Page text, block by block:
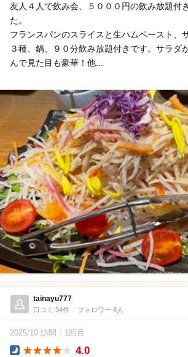
友人４人で飲み会、５０００円の飲み放題付
た。
フランスパンのスライスと生ハムペースト、
３種、鍋、９０分飲み放題付きです。サラダ
んで見た目も豪華！他...
tainayu777
口コミ 34件 フォロワー 8人
2025/10 訪問 1回目
4.0